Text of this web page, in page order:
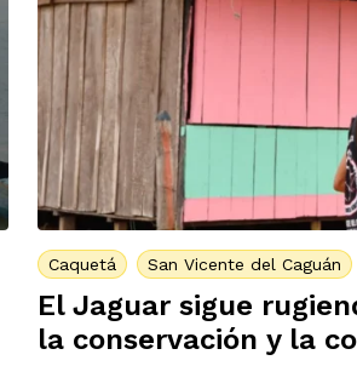
Caquetá San Vicente del Caguán
El Jaguar sigue
la conservación y la